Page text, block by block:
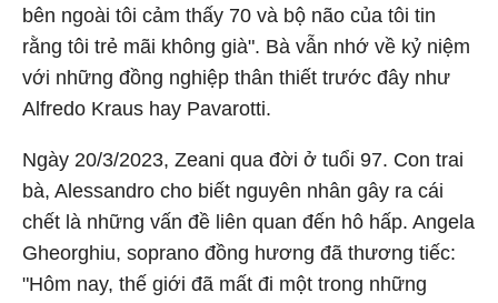
bên ngoài tôi cảm thấy 70 và bộ não của tôi tin
rằng tôi trẻ mãi không già". Bà vẫn nhớ về kỷ niệm
với những đồng nghiệp thân thiết trước đây như
Alfredo Kraus hay Pavarotti.
Ngày 20/3/2023, Zeani qua đời ở tuổi 97. Con trai
bà, Alessandro cho biết nguyên nhân gây ra cái
chết là những vấn đề liên quan đến hô hấp. Angela
Gheorghiu, soprano đồng hương đã thương tiếc:
"Hôm nay, thế giới đã mất đi một trong những